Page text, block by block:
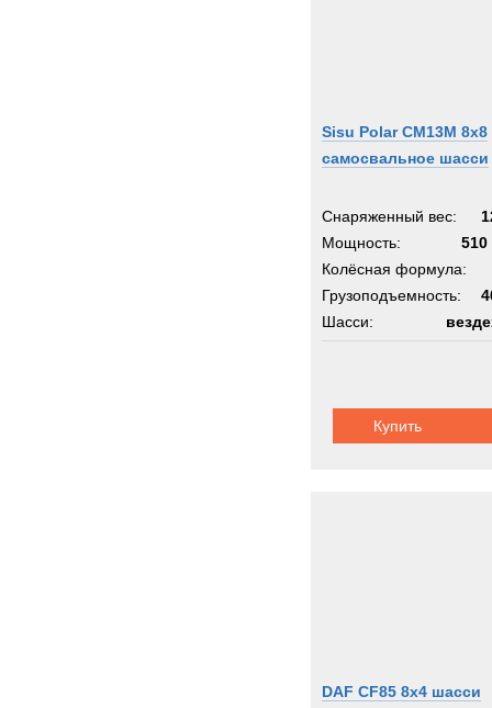
Sisu Polar CM13M 8x8
самосвальное шасси
Снаряженный вес:
Мощность:
510
Колёсная формула:
Грузоподъемность:
Шасси:
Купить
DAF CF85 8x4 шасси